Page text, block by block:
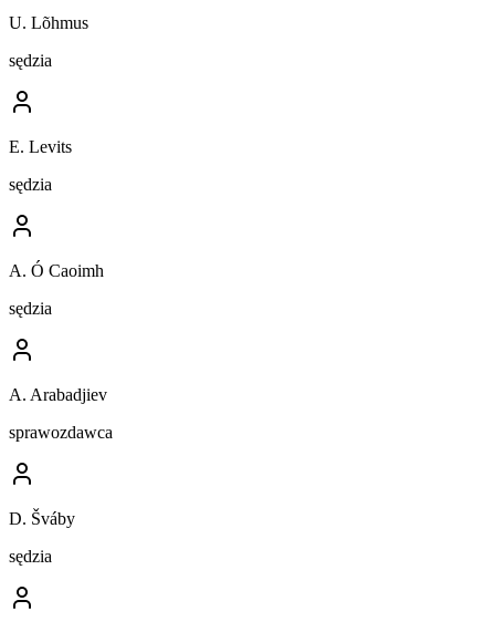
U. Lõhmus
sędzia
E. Levits
sędzia
A. Ó Caoimh
sędzia
A. Arabadjiev
sprawozdawca
D. Šváby
sędzia